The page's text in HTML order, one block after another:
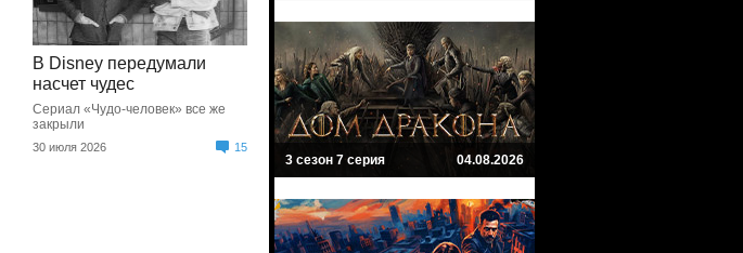
В Disney передумали
насчет чудес
Сериал «Чудо-человек» все же
закрыли
30 июля 2026 15
3 сезон 7 серия 04.08.2026